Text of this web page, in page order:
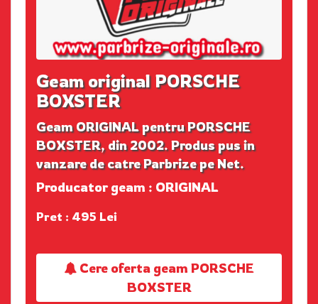
Geam original PORSCHE
BOXSTER
Geam ORIGINAL pentru PORSCHE
BOXSTER, din 2002. Produs pus in
vanzare de catre Parbrize pe Net.
Producator geam : ORIGINAL
Pret : 495 Lei
Cere oferta geam PORSCHE
BOXSTER